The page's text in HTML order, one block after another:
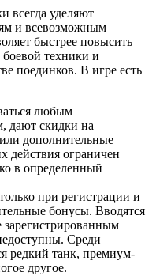
всегда уделяют
и всевозможным
быстрее повысить
техники и
поединков. В игре есть
любым
дают скидки на
дополнительные
действия ограничен
в определенный
при регистрации и
бонусы. Вводятся
Среди
редкий танк, премиум-
другое.